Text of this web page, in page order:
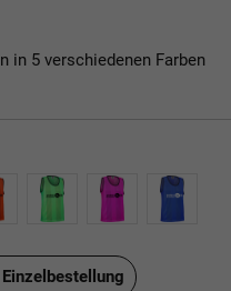
in 5 verschiedenen Farben
Einzelbestellung